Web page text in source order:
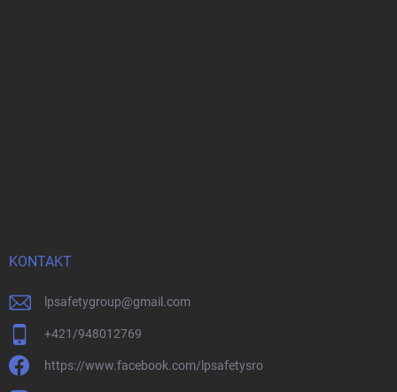
KONTAKT
lpsafetygroup@gmail.com
+421/948012769
https://www.facebook.com/lpsafetysro